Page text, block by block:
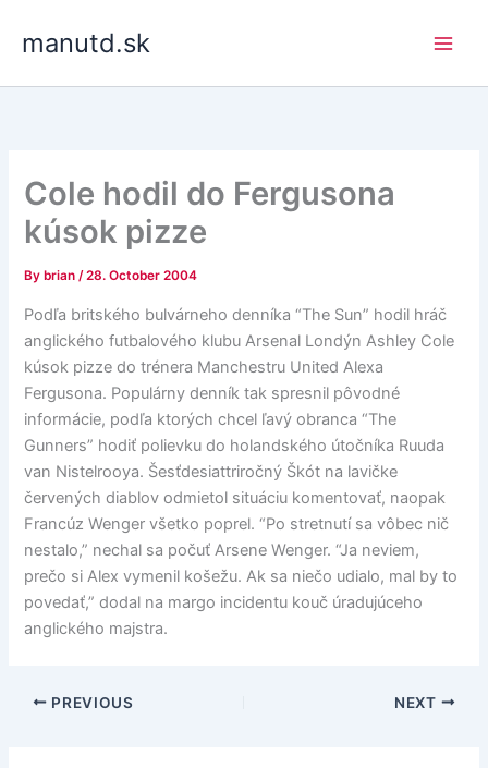
manutd.sk
Cole hodil do Fergusona
kúsok pizze
By brian/28. October 2004
Podľa britského bulvárneho denníka “The Sun” hodil hráč
anglického futbalového klubu Arsenal Londýn Ashley Cole
kúsok pizze do trénera Manchestru United Alexa
Fergusona. Populárny denník tak spresnil pôvodné
informácie, podľa ktorých chcel ľavý obranca “The
Gunners” hodiť polievku do holandského útočníka Ruuda
van Nistelrooya. Šesťdesiattriročný Škót na lavičke
červených diablov odmietol situáciu komentovať, naopak
Francúz Wenger všetko poprel. “Po stretnutí sa vôbec nič
nestalo,” nechal sa počuť Arsene Wenger. “Ja neviem,
prečo si Alex vymenil košežu. Ak sa niečo udialo, mal by to
povedať,” dodal na margo incidentu kouč úradujúceho
anglického majstra.
PREVIOUS NEXT